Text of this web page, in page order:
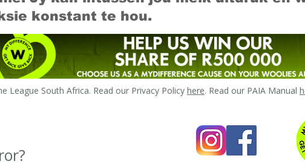
konstant te hou.
League South Africa. Read our Privacy Policy here. Read our PAIA Manual